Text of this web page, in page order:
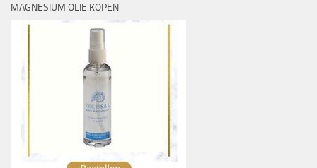
MAGNESIUM OLIE KOPEN